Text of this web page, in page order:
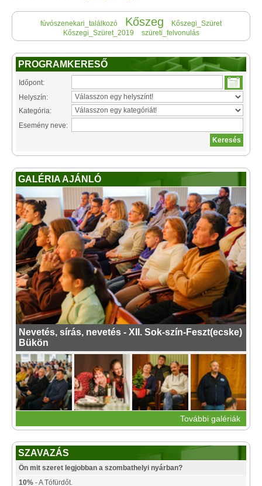
fúvószenekari_találkozó Kőszeg
Kőszegi_Szüret
Kőszegi_Szüret_2019
szüreti_felvonulás
PROGRAMKERESŐ
Időpont:
Helyszín:
Kategória:
Esemény neve:
GALÉRIA AJÁNLÓ
Nevetés, sírás, nevetés - XII. Sok-szín-Feszt(ecske)
Bükön
További galériák
SZAVAZÁS
Ön mit szeret legjobban a szombathelyi nyárban?
10% - A Tófürdőt.